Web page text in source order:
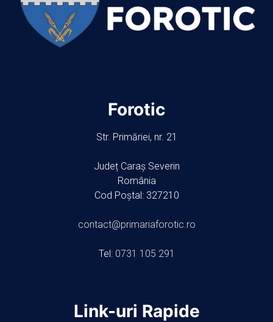
Forotic
Str. Primăriei, nr. 21
Județ Caraș Severin
România
Cod Poștal: 327210
contact@primariaforotic.ro
Tel: 0731 105 291
Link-uri Rapide